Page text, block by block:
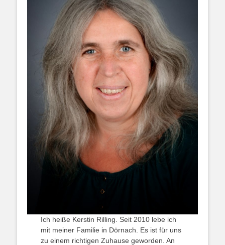
Ich heiße Kerstin Rilling. Seit 2010 lebe ich
mit meiner Familie in Dörnach. Es ist für uns
zu einem richtigen Zuhause geworden. An